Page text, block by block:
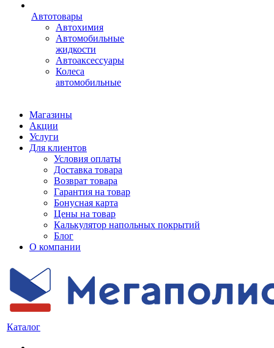
Автотовары
Автохимия
Автомобильные
жидкости
Автоаксессуары
Колеса
автомобильные
Магазины
Акции
Услуги
Для клиентов
Условия оплаты
Доставка товара
Возврат товара
Гарантия на товар
Бонусная карта
Цены на товар
Калькулятор напольных покрытий
Блог
О компании
Каталог